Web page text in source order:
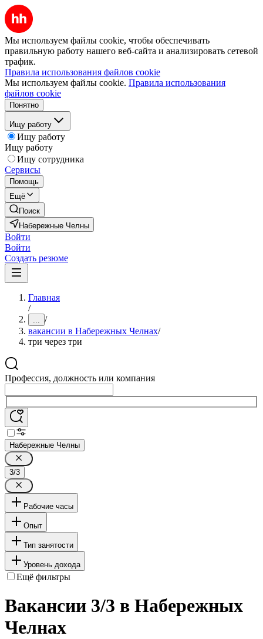
Мы используем файлы cookie, чтобы обеспечивать
правильную работу нашего веб-сайта и анализировать сетевой
трафик.
Правила использования файлов cookie
Мы используем файлы cookie. Правила использования
файлов cookie
Понятно
Ищу работу
Ищу работу
Ищу работу
Ищу сотрудника
Сервисы
Помощь
Ещё
Поиск
Набережные Челны
Войти
Войти
Создать резюме
Главная
/
... /
вакансии в Набережных Челнах/
три через три
Профессия, должность или компания
Набережные Челны
3/3
Рабочие часы
Опыт
Тип занятости
Уровень дохода
Ещё фильтры
Вакансии 3/3 в Набережных
Челнах